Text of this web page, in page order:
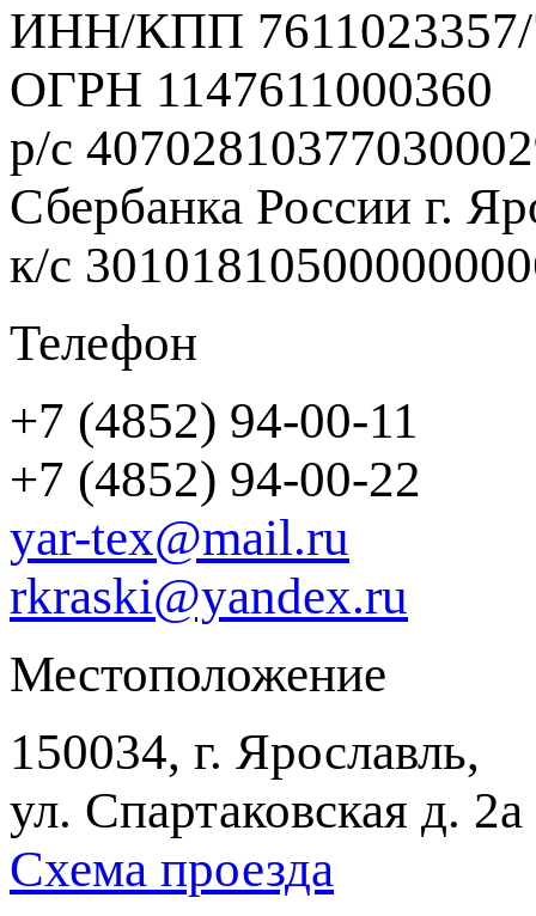
ИНН/КПП 7611023357/
ОГРН 1147611000360
р/с
Сбербанка России г.
к/с
Телефон
+7 (4852) 94-00-11
+7 (4852) 94-00-22
yar-tex@mail.ru
rkraski@yandex.ru
Местоположение
150034, г. Ярославль,
ул. Спартаковская д. 2а
Схема проезда